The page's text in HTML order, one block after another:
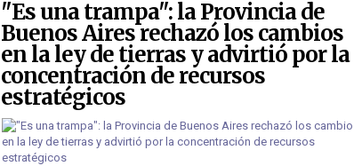
"Es una trampa": la Provincia de
Buenos Aires rechazó los cambios
en la ley de tierras y advirtió por la
concentración de recursos
estratégicos